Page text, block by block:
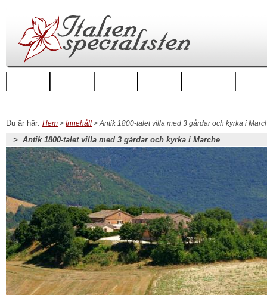
Du är här: Hem > Innehåll > Antik 1800-talet villa med 3 gårdar och kyrka i
> Antik 1800-talet villa med 3 gårdar och kyrka i Marche